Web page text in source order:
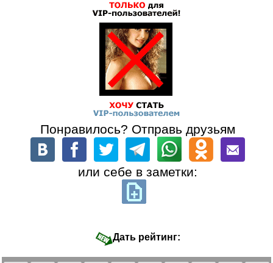
Понравилось? Отправь друзьям
или себе в заметки:
Дать рейтинг: